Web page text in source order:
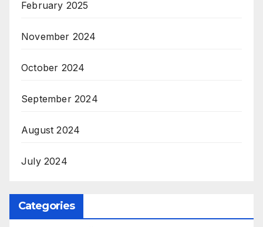
February 2025
November 2024
October 2024
September 2024
August 2024
July 2024
Categories